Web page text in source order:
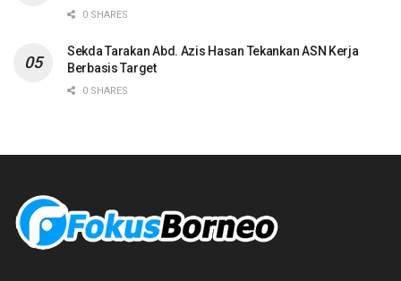
0 SHARES
Sekda Tarakan Abd. Azis Hasan Tekankan ASN Kerja
Berbasis Target
0 SHARES